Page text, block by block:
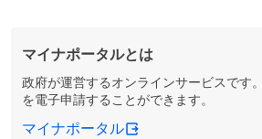
マイナポータルとは
政府が運営するオンラインサービスです
を電子申請することができます。
マイナポータル